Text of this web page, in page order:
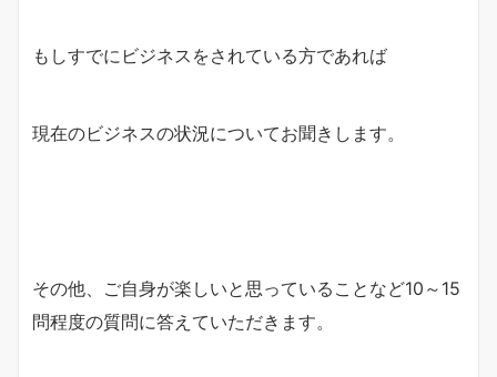
もしすでにビジネスをされている方であれば
現在のビジネスの状況についてお聞きします。
その他、ご自身が楽しいと思っていることなど10～15
問程度の質問に答えていただきます。